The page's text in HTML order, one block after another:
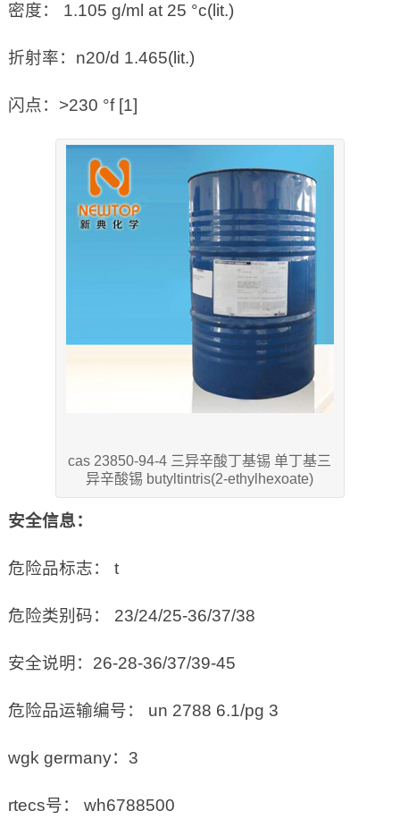
密度： 1.105 g/ml at 25 °c(lit.)
折射率：n20/d 1.465(lit.)
闪点：>230 °f [1]
cas 23850-94-4 三异辛酸丁基锡 单丁基三
异辛酸锡 butyltintris(2-ethylhexoate)
安全信息：
危险品标志： t
危险类别码： 23/24/25-36/37/38
安全说明：26-28-36/37/39-45
危险品运输编号： un 2788 6.1/pg 3
wgk germany：3
rtecs号： wh6788500